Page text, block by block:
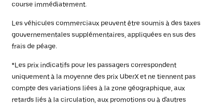
course immédiatement.
Les véhicules commerciaux peuvent être soumis à des taxes
gouvernementales supplémentaires, appliquées en sus des
frais de péage.
*Les prix indicatifs pour les passagers correspondent
uniquement à la moyenne des prix UberX et ne tiennent pas
compte des variations liées à la zone géographique, aux
retards liés à la circulation, aux promotions ou à d'autres